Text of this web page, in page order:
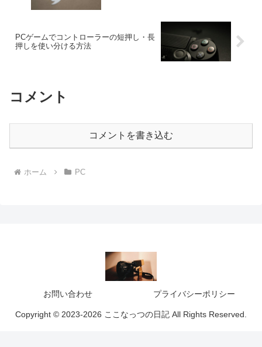
PCゲームでコントローラーの短押し・長
押しを使い分ける方法
コメント
コメントを書き込む
ホーム PC
お問い合わせ プライバシーポリシー
Copyright © 2023-2026 ここなっつの日記 All Rights Reserved.